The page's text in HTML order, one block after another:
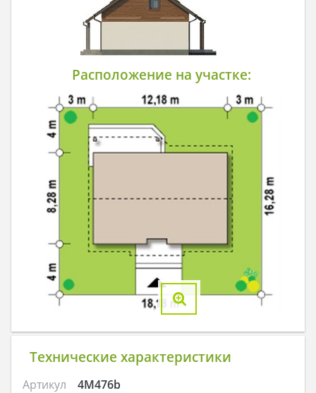
Расположение на участке:
Технические характеристики
Артикул
4M476b